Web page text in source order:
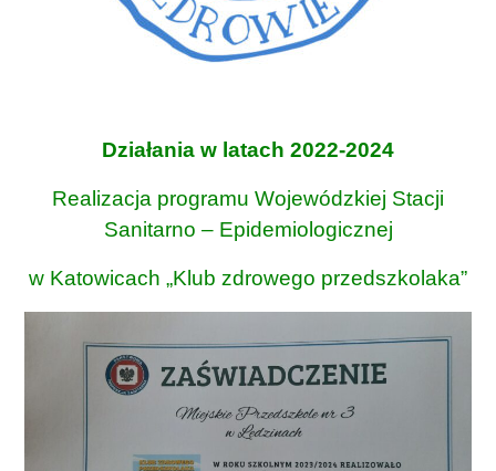
Działania w latach 2022-2024
Realizacja programu Wojewódzkiej Stacji
Sanitarno – Epidemiologicznej
w Katowicach „Klub zdrowego przedszkolaka”